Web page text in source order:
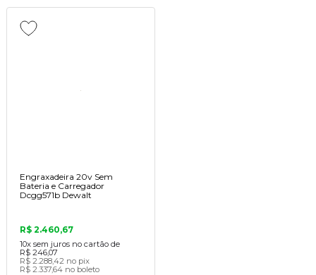
Engraxadeira 20v Sem
Bateria e Carregador
Dcgg571b Dewalt
R$ 2.460,67
10x sem juros no cartão de
R$ 246,07
R$ 2.288,42 no pix
R$ 2.337,64 no boleto